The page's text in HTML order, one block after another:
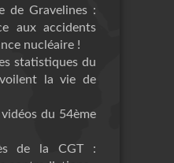
de Gravelines :
aux accidents
nucléaire !
statistiques du
la vie de
du 54ème
de la CGT :